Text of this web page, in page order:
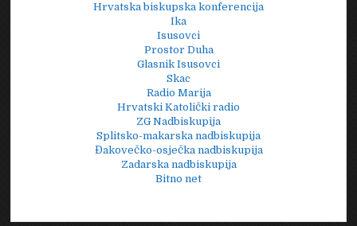
Hrvatska biskupska konferencija
Ika
Isusovci
Prostor Duha
Glasnik Isusovci
Skac
Radio Marija
Hrvatski Katolički radio
ZG Nadbiskupija
Splitsko-makarska nadbiskupija
Đakovečko-osječka nadbiskupija
Zadarska nadbiskupija
Bitno net